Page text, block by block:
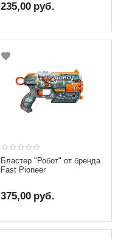
235,00 руб.
Бластер "Робот" от бренда
Fast Pioneer
375,00 руб.